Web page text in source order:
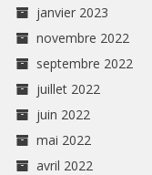
janvier 2023
novembre 2022
septembre 2022
juillet 2022
juin 2022
mai 2022
avril 2022